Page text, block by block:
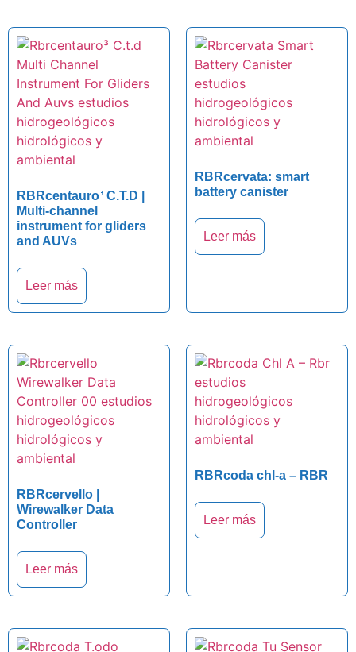
RBRcentauro³ C.T.D |
Multi-channel
instrument for gliders
and AUVs
Leer más
RBRcervata: smart
battery canister
Leer más
RBRcervello |
Wirewalker Data
Controller
Leer más
RBRcoda chl-a – RBR
Leer más